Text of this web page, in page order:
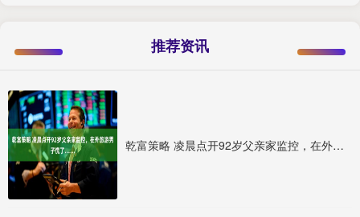
推荐资讯
乾富策略 凌晨点开92岁父亲家监控，在外旅游男子慌了……